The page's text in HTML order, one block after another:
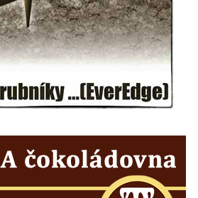
potoka poblíž
kříž naproti domu čp.